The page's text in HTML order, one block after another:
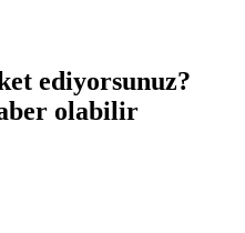
ediyorsunuz?
olabilir